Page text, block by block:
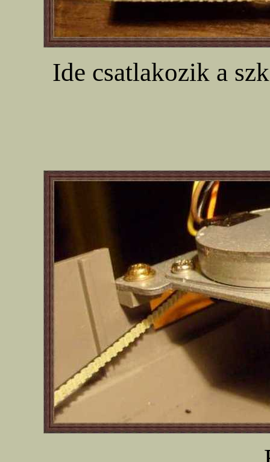
Ide csatlakozik a